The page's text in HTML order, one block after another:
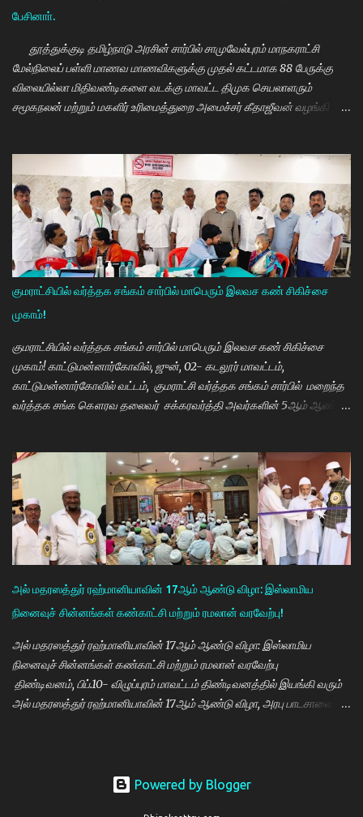
பேசினாா்.
தூத்துக்குடி தமிழ்நாடு அரசின் சார்பில் சாமுவேல்புரம் மாநகராட்சி
மேல்நிலைப் பள்ளி மாணவ மாணவிகளுக்கு முதல் கட்டமாக 88 பேருக்கு
விலையில்லா மிதிவண்டிகளை வடக்கு மாவட்ட திமுக செயலாளரும்
சமூகநலன் மற்றும் மகளிர் உரிமைத்துறை அமைச்சர் கீதாஜீவன் வழங்கி
கல்வியில் சிறந்து விளங்க வேண்டும் என்பதற்காக முதலமைச்சர்
மு.க.ஸ்டாலின் அதிக முயற்சி எடுத்து கல்வியும். மருத்துவமும் எனது இரு
கண்கள் என முதலமைச்சர் கூறி வருகிறார். எத்தனையோ
மாணவியர்களுக்கு கிடைக்காத வாய்ப்பு உங்களுக்கு கிடைத்திருக்கிறது.
முன்பு 8 ம் வகுப்பு அல்லது 10 ம் வகுப்பிலேயே மாணவியர்களின்
பள்ளிப்படிப்பை நிறுத்தும் நிலையை மாற்றி, பெண் குழந்தைகள் கல்லூரி
வரை படிக்க வேண்டும். அவர்களுக்கு உயர்கல்வி மிக அவசியம் என்பதில்
அதிக முயற்சி எடுத்து வருகிறார்கள். உயர்கல்வி படிக்கின்ற
மாணவியர்களுக்கு மாதந்தோறும் ரூ.1000 வழங்கும் புதுமைப்பெண்
திட்டத்தை செயல்படுத்தி வருகிறார். எதிர்கால தலைவர்களான மாணவர்க...
குமராட்சியில் வர்த்தக சங்கம் சார்பில் மாபெரும் இலவச கண் சிகிச்சை
முகாம்!
குமராட்சியில் வர்த்தக சங்கம் சார்பில் மாபெரும் இலவச கண் சிகிச்சை
முகாம்! காட்டுமன்னார்கோவில், ஜுன், 02- கடலூர் மாவட்டம்,
காட்டுமன்னார்கோவில் வட்டம், குமராட்சி வர்த்தக சங்கம் சார்பில் மறைந்த
வர்த்தக சங்க கௌரவ தலைவர் சக்கரவர்த்தி அவர்களின் 5ஆம் ஆண்டு
ஒருங்கிணைப்பாளர் திருவேங்கடம் மற்றும் செவிலியர்கள் தலைமையில்
நடைபெற்றது. நிகழ்ச்சியில் கண் மருத்துவர் இளையராஜா சிறப்பு
அழைப்பாளராக கலந்து கொண்டு குத்துவிளக்கு ஏற்றி நிகழ்ச்சினை
துவங்கி வைத்தார். நிகழ்ச்சிக்கு குமராட்சி வர்த்தக சங்கத் தலைவர்
கே.ஆர்.ஜி. தமிழ்வாணன் முன்னிலை வகித்தார். நிகழ்ச்சியில் செயலாளர்
மணிவண்ணன், ஒருங்கிணைப்பாளர் அப்துல்பாசித் மற்றும் சங்க
நிர்வாகிகள் குமரவடிவு, துரைசிங்கம், பிரதீப், அப்துல்ரவுப், பார்த்தசாரதி,
மணிகண்டன், செந்தில்குமார், முஸ்தபா, பிரத...
அல் மதரஸத்துர் ரஹ்மானியாவின் 17ஆம் ஆண்டு விழா: இஸ்லாமிய
நினைவுச் சின்னங்கள் கண்காட்சி மற்றும் ரமலான் வரவேற்பு!
அல் மதரஸத்துர் ரஹ்மானியாவின் 17ஆம் ஆண்டு விழா: இஸ்லாமிய
நினைவுச் சின்னங்கள் கண்காட்சி மற்றும் ரமலான் வரவேற்பு
திண்டிவனம், பிப்.10- விழுப்புரம் மாவட்டம் திண்டிவனத்தில் இயங்கி வரும்
அல் மதரஸத்துர் ரஹ்மானியாவின் 17ஆம் ஆண்டு விழா, அரபு பாடசாலை
சிறப்பாக நடைபெற்றது. விழாவிற்கு புது பள்ளிவாசல் தலைமை இமாம்
Powered by Blogger